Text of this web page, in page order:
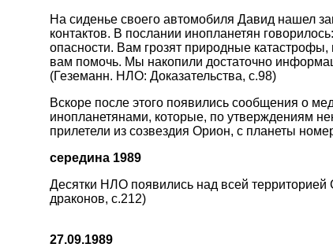
На сиденье своего автомобиля Давид нашел
контактов. В послании инопланетян
опасности. Вам грозят природные
вам помочь. Мы накопили достаточно
(Геземанн. НЛО: Доказательства, с.98)
Вскоре после этого появились сообщения о
инопланетянами, которые, по утверждениям
прилетели из созвездия Орион, с планеты
середина 1989
Десятки НЛО появились над всей
драконов, с.212)
27.09.1989